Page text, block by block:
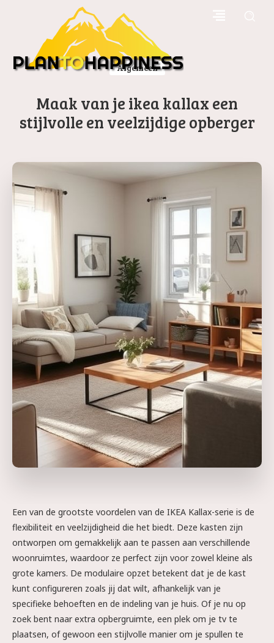
Algemeen
Maak van je ikea kallax een
stijlvolle en veelzijdige opberger
Een van de grootste voordelen van de IKEA Kallax-serie is de
flexibiliteit en veelzijdigheid die het biedt. Deze kasten zijn
ontworpen om gemakkelijk aan te passen aan verschillende
woonruimtes, waardoor ze perfect zijn voor zowel kleine als
grote kamers. De modulaire opzet betekent dat je de kast
kunt configureren zoals jij dat wilt, afhankelijk van je
specifieke behoeften en de indeling van je huis. Of je nu op
zoek bent naar extra opbergruimte, een plek om je tv te
plaatsen, of gewoon een stijlvolle manier om je spullen te